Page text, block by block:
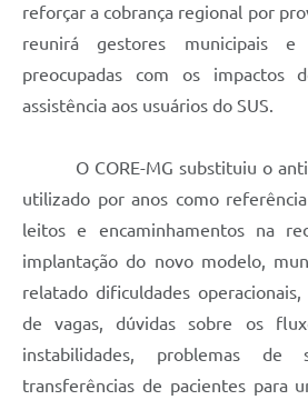
reforçar a cobrança regional por
reunirá gestores municipais e
preocupadas com os impactos
assistência aos usuários do SUS.
O CORE-MG substituiu o
utilizado por anos como
leitos e encaminhamentos na
implantação do novo modelo,
relatado dificuldades
de vagas, dúvidas sobre os
instabilidades, problemas
transferências de pacientes para